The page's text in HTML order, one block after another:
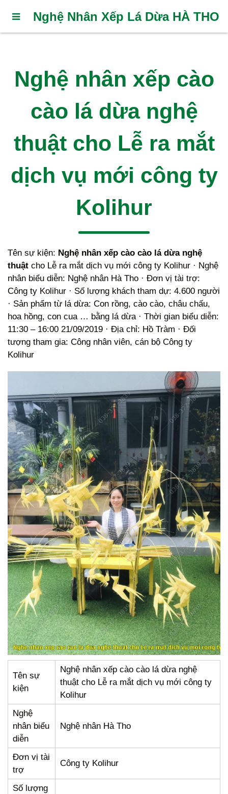
Nghệ Nhân Xếp Lá Dừa HÀ THO
Nghệ nhân xếp cào
cào lá dừa nghệ
thuật cho Lễ ra mắt
dịch vụ mới công ty
Kolihur
Tên sự kiện: Nghệ nhân xếp cào cào lá dừa nghệ
thuật cho Lễ ra mắt dịch vụ mới công ty Kolihur · Nghệ
nhân biểu diễn: Nghệ nhân Hà Tho · Đơn vị tài trợ:
Công ty Kolihur · Số lượng khách tham dự: 4.600 người
· Sản phẩm từ lá dừa: Con rồng, cào cào, châu chấu,
hoa hồng, con cua … bằng lá dừa · Thời gian biểu diễn:
11:30 – 16:00 21/09/2019 · Địa chỉ: Hồ Tràm · Đối
tượng tham gia: Công nhân viên, cán bộ Công ty
Kolihur
Tên sự
kiện
Nghệ nhân xếp cào cào lá dừa nghệ
thuật cho Lễ ra mắt dịch vụ mới công ty
Kolihur
Nghệ
nhân biểu
diễn
Nghệ nhân Hà Tho
Đơn vị tài
trợ
Công ty Kolihur
Số lượng